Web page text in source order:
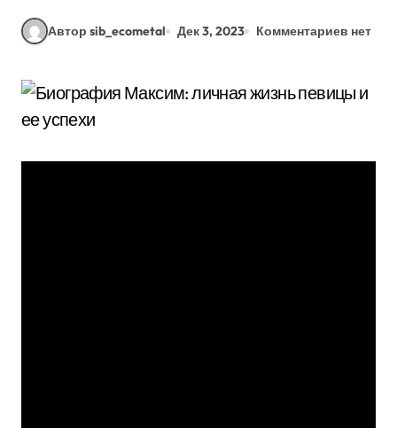
Автор sib_ecometal Дек 3, 2023 Комментариев нет